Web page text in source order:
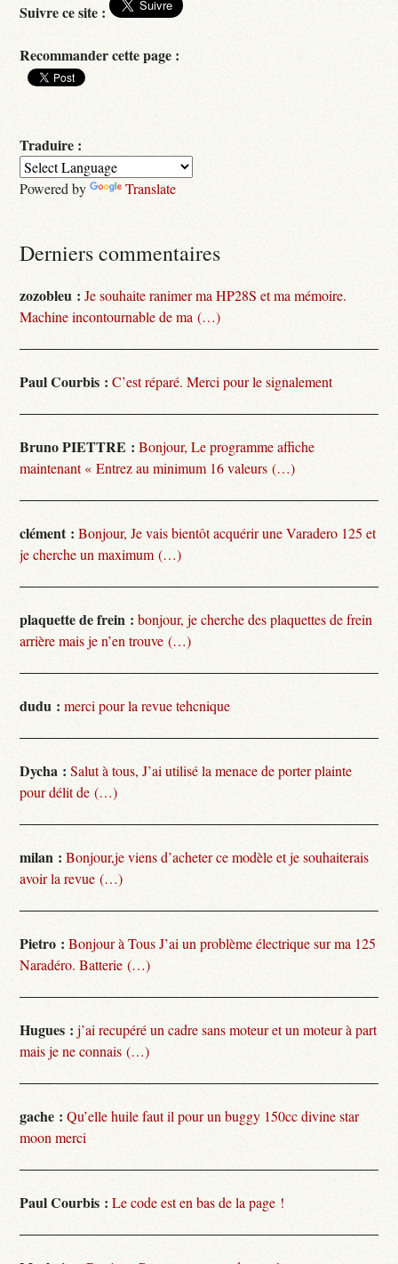
Suivre ce site :
Recommander cette page :
Traduire :
Powered by Translate
Derniers commentaires
zozobleu : Je souhaite ranimer ma HP28S et ma mémoire.
Machine incontournable de ma (…)
Paul Courbis : C’est réparé. Merci pour le signalement
Bruno PIETTRE : Bonjour, Le programme affiche
maintenant « Entrez au minimum 16 valeurs (…)
clément : Bonjour, Je vais bientôt acquérir une Varadero 125 et
je cherche un maximum (…)
plaquette de frein : bonjour, je cherche des plaquettes de frein
arrière mais je n’en trouve (…)
dudu : merci pour la revue tehcnique
Dycha : Salut à tous, J’ai utilisé la menace de porter plainte
pour délit de (…)
milan : Bonjour,je viens d’acheter ce modèle et je souhaiterais
avoir la revue (…)
Pietro : Bonjour à Tous J’ai un problème électrique sur ma 125
Naradéro. Batterie (…)
Hugues : j’ai recupéré un cadre sans moteur et un moteur à part
mais je ne connais (…)
gache : Qu’elle huile faut il pour un buggy 150cc divine star
moon merci
Paul Courbis : Le code est en bas de la page !